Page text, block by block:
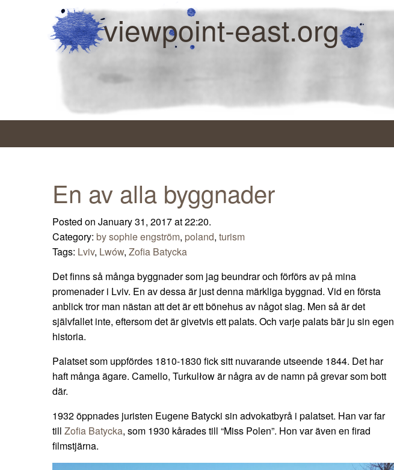
viewpoint-east.org
En av alla byggnader
Posted on January 31, 2017 at 22:20.
Category: by sophie engström, poland, turism
Tags: Lviv, Lwów, Zofia Batycka
Det finns så många byggnader som jag beundrar och förförs av på mina
promenader i Lviv. En av dessa är just denna märkliga byggnad. Vid en första
anblick tror man nästan att det är ett bönehus av något slag. Men så är det
självfallet inte, eftersom det är givetvis ett palats. Och varje palats bär ju sin egen
historia.
Palatset som uppfördes 1810-1830 fick sitt nuvarande utseende 1844. Det har
haft många ägare. Camello, Turkulłow är några av de namn på grevar som bott
där.
1932 öppnades juristen Eugene Batycki sin advokatbyrå i palatset. Han var far
till Zofia Batycka, som 1930 kårades till “Miss Polen”. Hon var även en firad
filmstjärna.